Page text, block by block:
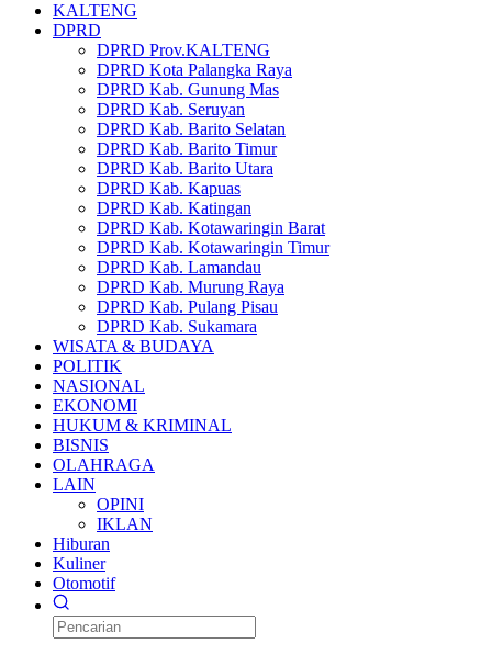
KALTENG
DPRD
DPRD Prov.KALTENG
DPRD Kota Palangka Raya
DPRD Kab. Gunung Mas
DPRD Kab. Seruyan
DPRD Kab. Barito Selatan
DPRD Kab. Barito Timur
DPRD Kab. Barito Utara
DPRD Kab. Kapuas
DPRD Kab. Katingan
DPRD Kab. Kotawaringin Barat
DPRD Kab. Kotawaringin Timur
DPRD Kab. Lamandau
DPRD Kab. Murung Raya
DPRD Kab. Pulang Pisau
DPRD Kab. Sukamara
WISATA & BUDAYA
POLITIK
NASIONAL
EKONOMI
HUKUM & KRIMINAL
BISNIS
OLAHRAGA
LAIN
OPINI
IKLAN
Hiburan
Kuliner
Otomotif